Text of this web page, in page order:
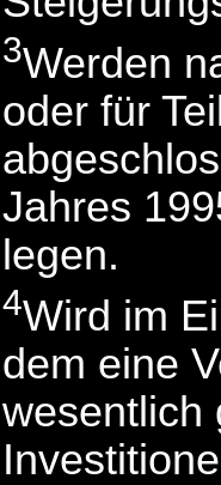
3Werden
oder für
Jahres
legen.
4Wird im
dem eine
wesentlich